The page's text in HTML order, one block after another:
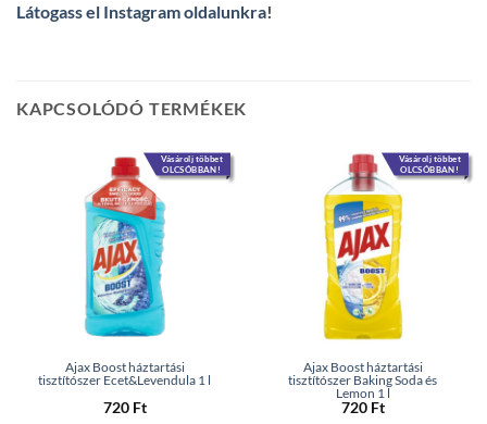
Látogass el Instagram oldalunkra!
KAPCSOLÓDÓ TERMÉKEK
Vásárolj többet
OLCSÓBBAN!
Ajax Boost háztartási
tisztítószer Ecet&Levendula 1 l
720 Ft
Vásárolj többet
OLCSÓBBAN!
Ajax Boost háztartási
tisztítószer Baking Soda és
Lemon 1 l
720 Ft